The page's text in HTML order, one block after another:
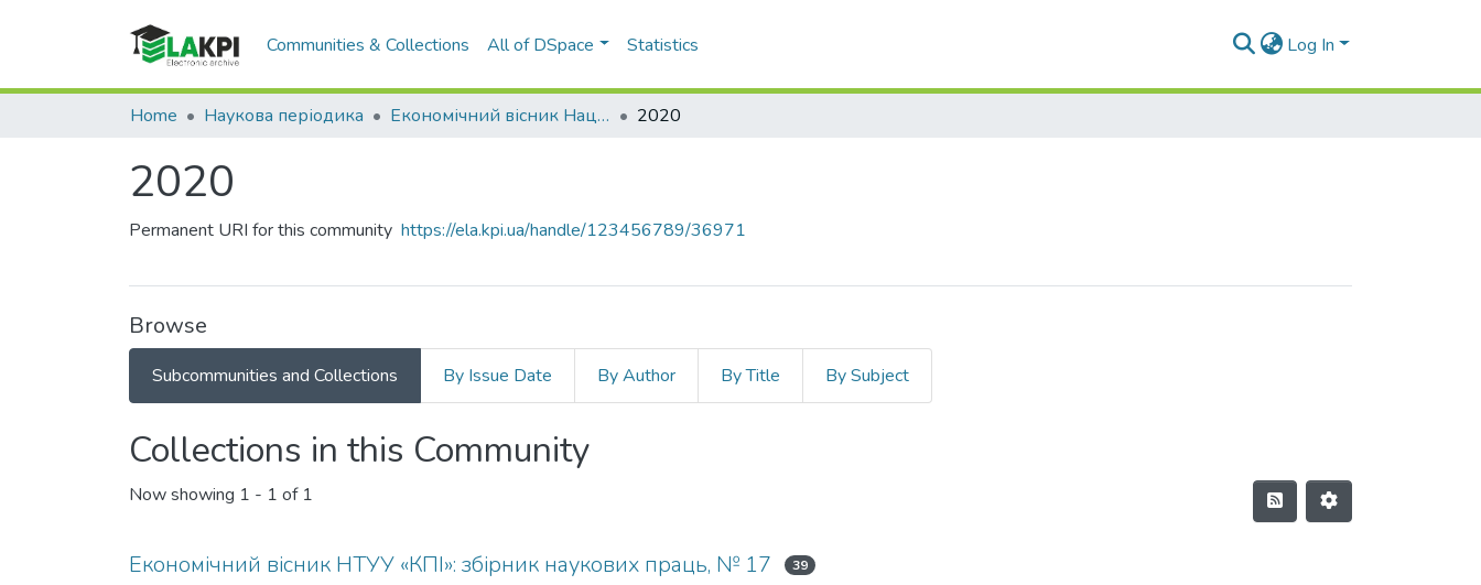
Communities & Collections All of DSpace Statistics Log In
Home Наукова періодика Економічний вісник Національного технічного університету України «Київський політехнічний інститут» 2020
2020
Permanent URI for this community https://ela.kpi.ua/handle/123456789/36971
Browse
Subcommunities and Collections By Issue Date By Author By Title By Subject
Collections in this Community
Now showing 1 - 1 of 1
Економічний вісник НТУУ «КПІ»: збірник наукових праць, № 17 39